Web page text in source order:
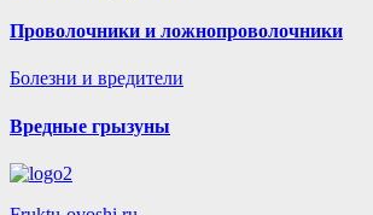
Проволочники и ложнопроволочники
Болезни и вредители
Вредные грызуны